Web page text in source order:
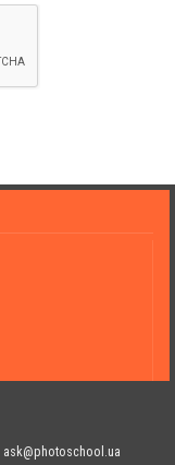
ask@photoschool.ua